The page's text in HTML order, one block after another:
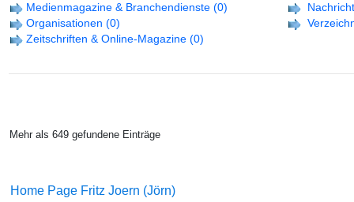
Medienmagazine & Branchendienste (0)
Organisationen (0)
Zeitschriften & Online-Magazine (0)
Mehr als 649 gefundene Einträge
Home Page Fritz Joern (Jörn)